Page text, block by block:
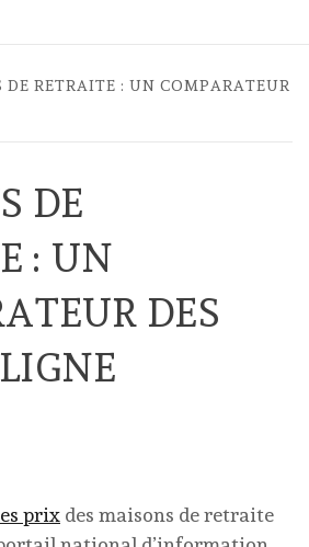
DE RETRAITE : UN COMPARATEUR
DE
: UN
DES
prix des maisons de retraite